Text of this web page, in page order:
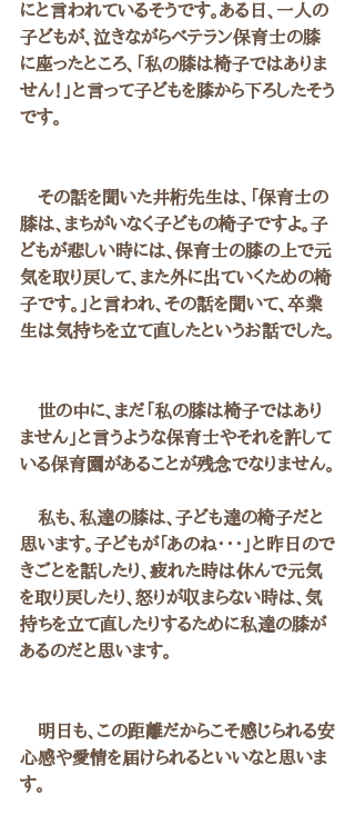
にと言われているそうです。ある日、一人の
子どもが、泣きながらベテラン保育士の膝
に座ったところ、「私の膝は椅子ではありま
せん！」と言って子どもを膝から下ろしたそう
です。
その話を聞いた井桁先生は、「保育士の
膝は、まちがいなく子どもの椅子ですよ。子
どもが悲しい時には、保育士の膝の上で元
気を取り戻して、また外に出ていくための椅
子です。」と言われ、その話を聞いて、卒業
生は気持ちを立て直したというお話でした。
世の中に、まだ「私の膝は椅子ではあり
ません」と言うような保育士やそれを許して
いる保育園があることが残念でなりません。
私も、私達の膝は、子ども達の椅子だと
思います。子どもが「あのね・・・」と昨日ので
きごとを話したり、疲れた時は休んで元気
を取り戻したり、怒りが収まらない時は、気
持ちを立て直したりするために私達の膝が
あるのだと思います。
明日も、この距離だからこそ感じられる安
心感や愛情を届けられるといいなと思いま
す。